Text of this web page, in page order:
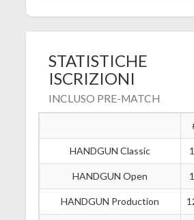
STATISTICHE
ISCRIZIONI
INCLUSO PRE-MATCH
HANDGUN Classic
HANDGUN Open
HANDGUN Production